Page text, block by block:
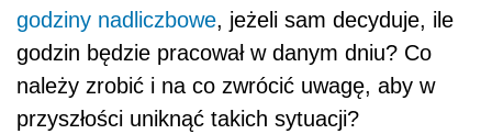
godziny nadliczbowe, jeżeli sam decyduje, ile
godzin będzie pracował w danym dniu? Co
należy zrobić i na co zwrócić uwagę, aby w
przyszłości uniknąć takich sytuacji?